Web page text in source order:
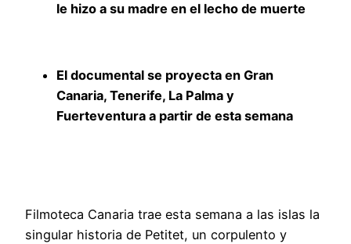
le hizo a su madre en el lecho de muerte
El documental se proyecta en Gran
Canaria, Tenerife, La Palma y
Fuerteventura a partir de esta semana
Filmoteca Canaria trae esta semana a las islas la
singular historia de Petitet, un corpulento y